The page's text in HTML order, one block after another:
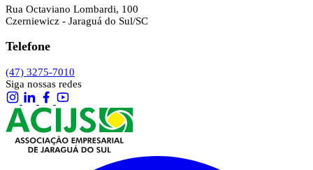
Rua Octaviano Lombardi, 100
Czerniewicz - Jaraguá do Sul/SC
Telefone
(47) 3275-7010
Siga nossas redes